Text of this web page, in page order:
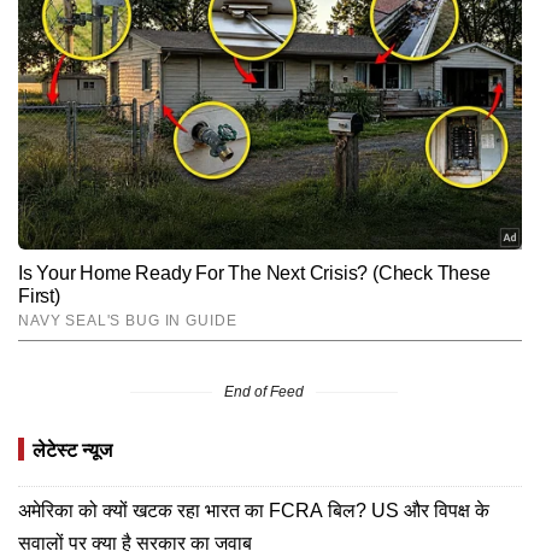
End of Feed
लेटेस्ट न्यूज
अमेरिका को क्यों खटक रहा भारत का FCRA बिल? US और विपक्ष के
सवालों पर क्या है सरकार का जवाब